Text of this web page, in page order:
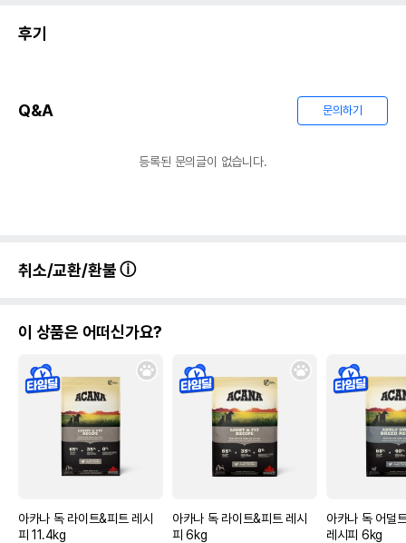
후기
Q&A 문의하기
등록된 문의글이 없습니다.
취소/교환/환불
이 상품은 어떠신가요?
아카나 독 라이트&피트 레시
피 11.4kg
아카나 독 라이트&피트 레시
피 6kg
아카나 독 어덜
레시피 6kg